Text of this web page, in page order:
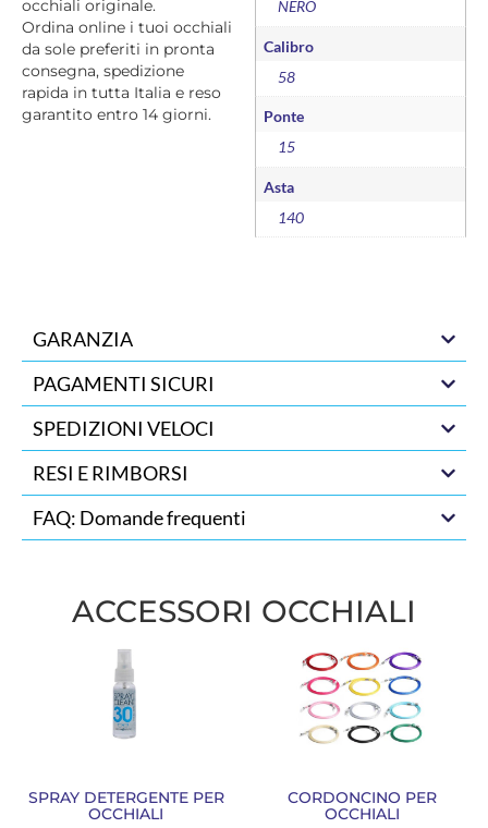
occhiali originale.
Ordina online i tuoi occhiali
da sole preferiti in pronta
consegna, spedizione
rapida in tutta Italia e reso
garantito entro 14 giorni.
NERO
Calibro
58
Ponte
15
Asta
140
GARANZIA
PAGAMENTI SICURI
SPEDIZIONI VELOCI
RESI E RIMBORSI
FAQ: Domande frequenti
ACCESSORI OCCHIALI
SPRAY DETERGENTE PER
OCCHIALI
CORDONCINO PER
OCCHIALI